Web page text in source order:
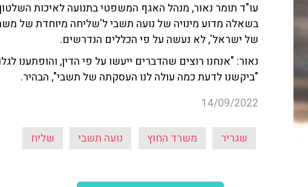
עו"ד תומר נאור, מנהל האגף המשפטי בתנועה לאיכות
בשאלה מדוע מינויה של נועה תשבי ל'שליחה מיוחדת של
של ישראל', לא נעשה על פי הכללים הנדרשים.
נאור: "אנחנו רוצים שהדברים ייעשו על פי הדין, והופתענו
"ביקשנו לדעת כמה עולה לנו העסקתה של תשבי", הבהיר.
14/09/2022
שגריר משרד החוץ נועה תשבי שליח